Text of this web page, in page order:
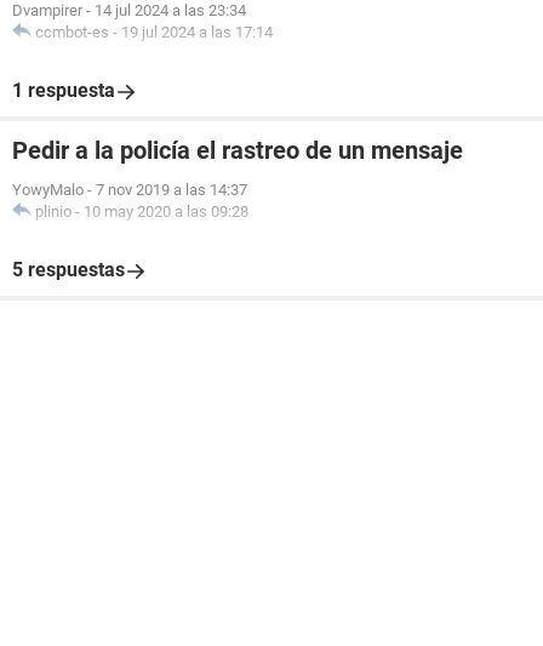
Dvampirer - 14 jul 2024 a las 23:34
ccmbot-es - 19 jul 2024 a las 17:14
1 respuesta
Pedir a la policía el rastreo de un mensaje
YowyMalo - 7 nov 2019 a las 14:37
plinio - 10 may 2020 a las 09:28
5 respuestas